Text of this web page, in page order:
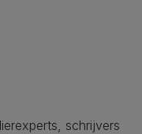
schrijvers